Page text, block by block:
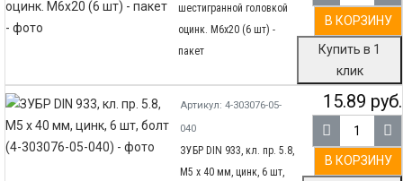
шестигранной головкой
оцинк. М6х20 (6 шт) -
пакет
В КОРЗИНУ
Купить в 1
клик
Артикул: 4-303076-05-
040
ЗУБР DIN 933, кл. пр. 5.8,
M5 х 40 мм, цинк, 6 шт,
15.89 руб.
В КОРЗИНУ